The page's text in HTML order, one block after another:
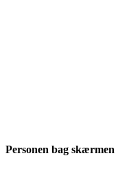
Personen bag skærmen